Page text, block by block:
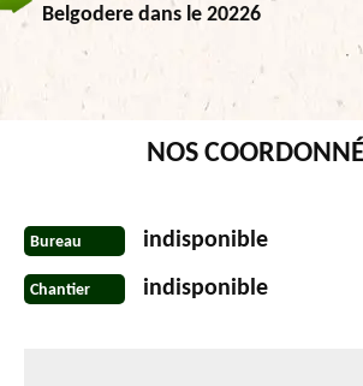
Belgodere dans le 20226
NOS
Bureau indisponible
Chantier indisponible